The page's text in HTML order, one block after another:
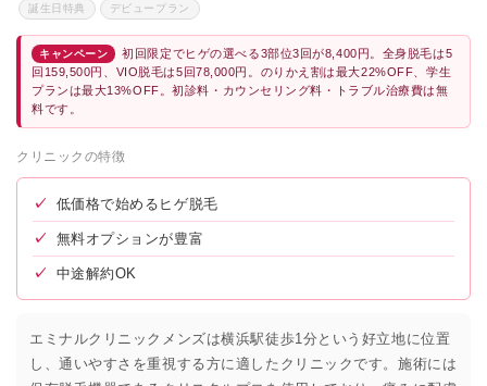
誕生日特典 デビュープラン
キャンペーン
初回限定でヒゲの選べる3部位3回が8,400円。全身脱毛は5
回159,500円、VIO脱毛は5回78,000円。のりかえ割は最大22%OFF、学生
プランは最大13%OFF。初診料・カウンセリング料・トラブル治療費は無
料です。
クリニックの特徴
✓ 低価格で始めるヒゲ脱毛
✓ 無料オプションが豊富
✓ 中途解約OK
エミナルクリニックメンズは横浜駅徒歩1分という好立地に位置
し、通いやすさを重視する方に適したクリニックです。施術には